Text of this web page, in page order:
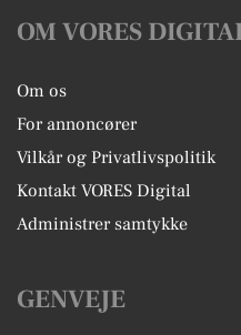
OM VORES
Om os
For annoncører
Vilkår og Privatlivspolitik
Kontakt VORES Digital
Administrer samtykke
GENVEJE